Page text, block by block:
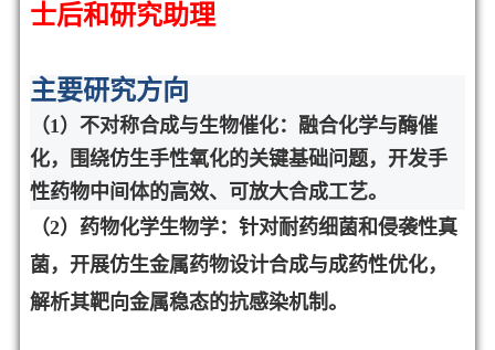
士后和研究助理
主要研究方向
（1） 不对称合成与生物催化：融合化学与酶催
化，围绕仿生手性氧化的关键基础问题，开发手
性药物中间体的高效、可放大合成工艺。
（2） 药物化学生物学：针对耐药细菌和侵袭性真
菌，开展仿生金属药物设计合成与成药性优化，
解析其靶向金属稳态的抗感染机制。